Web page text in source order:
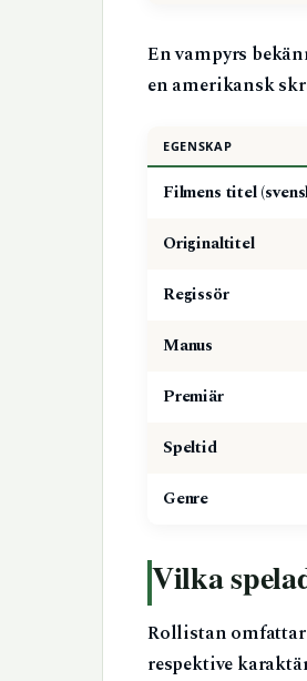
En vampyrs
en amerikansk
EGENSKAP
Filmens titel
Originaltitel
Regissör
Manus
Premiär
Speltid
Genre
Vilka
Rollistan omfattar
respektive